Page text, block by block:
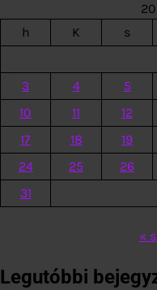
h
K s
3
4 5
10
11 12
17
18 19
24
25 26
31
«
Legutóbbi